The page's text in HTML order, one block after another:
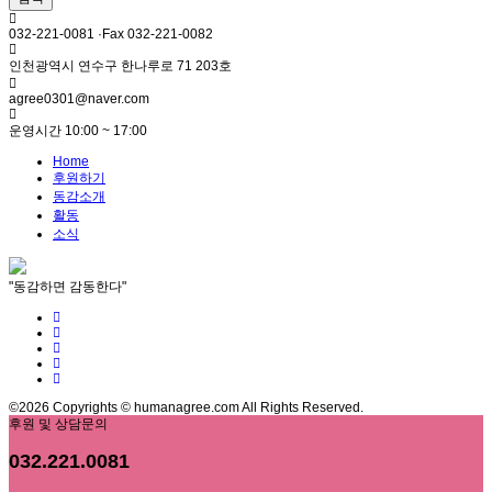
032-221-0081 ·Fax 032-221-0082
인천광역시 연수구 한나루로 71 203호
agree0301@naver.com
운영시간 10:00 ~ 17:00
Home
후원하기
동감소개
활동
소식
"동감하면 감동한다"
©2026 Copyrights © humanagree.com All Rights Reserved.
후원 및 상담문의
032.221.0081